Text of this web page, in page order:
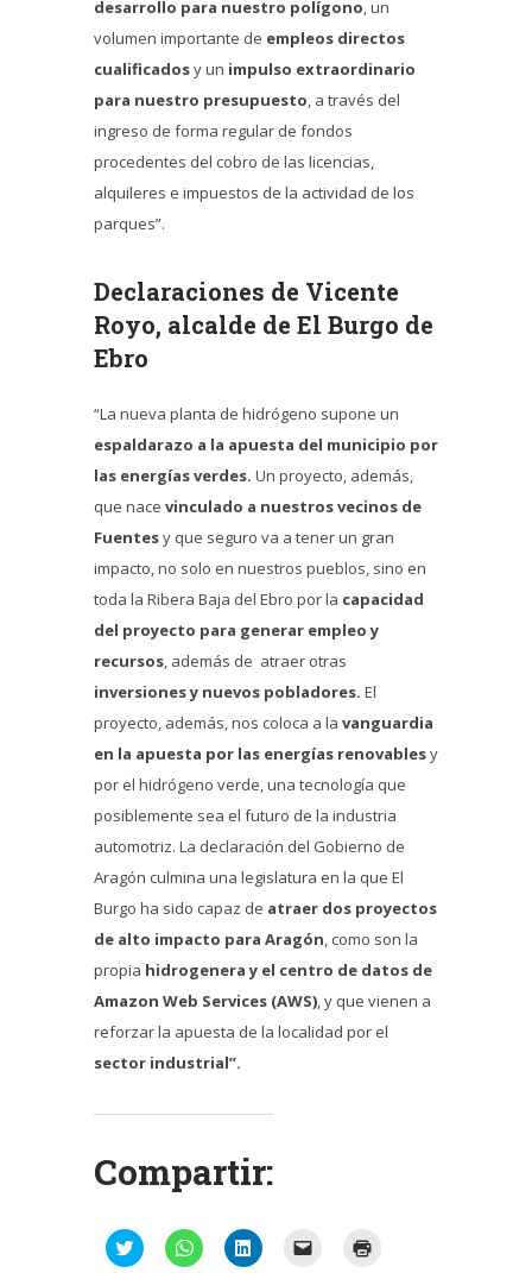
desarrollo para nuestro polígono, un
volumen importante de empleos directos
cualificadosy un impulso extraordinario
para nuestro presupuesto, a través del
ingreso de forma regular de fondos
procedentes del cobro de las licencias,
alquileres e impuestos de la actividad de los
parques”.
Declaraciones de Vicente
Royo, alcalde de El Burgo de
Ebro
“La nueva planta de hidrógeno supone un
espaldarazo a la apuesta del municipio por
las energías verdes. Un proyecto, además,
que nace vinculado a nuestros vecinos de
Fuentesy que seguro va a tener un gran
impacto, no solo en nuestros pueblos, sino en
toda la Ribera Baja del Ebro por la capacidad
del proyecto para generar empleo y
recursos, además de atraer otras
inversiones y nuevos pobladores. El
proyecto, además, nos coloca a la vanguardia
en la apuesta por las energías renovablesy
por el hidrógeno verde, una tecnología que
posiblemente sea el futuro de la industria
automotriz. La declaración del Gobierno de
Aragón culmina una legislatura en la que El
Burgo ha sido capaz de atraer dos proyectos
de alto impacto para Aragón, como son la
propia hidrogenera y el centro de datos de
Amazon Web Services (AWS), y que vienen a
reforzar la apuesta de la localidad por el
sector industrial”.
Compartir:
Haz
clic
Haz
clic
Haz
clic